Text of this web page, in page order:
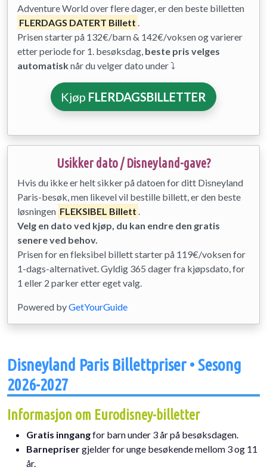
Adventure World over flere dager, er den beste billetten
FLERDAGS DATERT Billett .
Prisen starter på 132€/barn & 142€/voksen og varierer
etter periode for 1. besøksdag, beste pris velges
automatisknår du velger dato under ⤵
Kjøp FLERDAGSBILLETTER
Usikker dato / Disneyland-gave?
Hvis du ikke er helt sikker på datoen for ditt Disneyland
Paris-besøk, men likevel vil bestille billett, er den beste
løsningen FLEKSIBEL Billett .
Velg en dato ved kjøp, du kan endre den gratis
senere ved behov.
Prisen for en fleksibel billett starter på 119€/voksen for
1-dags-alternativet. Gyldig 365 dager fra kjøpsdato, for
1 eller 2 parker etter eget valg.
Powered byGetYourGuide
Disneyland Paris Billettpriser • Sesong
2026-2027
Informasjon om Eurodisney-billetter
Gratis inngangfor barn under 3 år på besøksdagen.
Barneprisergjelder for unge besøkende mellom 3 og 11
år.